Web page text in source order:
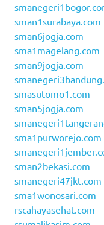
sman1surabaya.com
sman6jogja.com
sma1magelang.com
sman9jogja.com
smasutomo1.com
sman5jogja.com
sma1purworejo.com
sman2bekasi.com
smanegeri47jkt.com
sma1wonosari.com
rscahayasehat.com